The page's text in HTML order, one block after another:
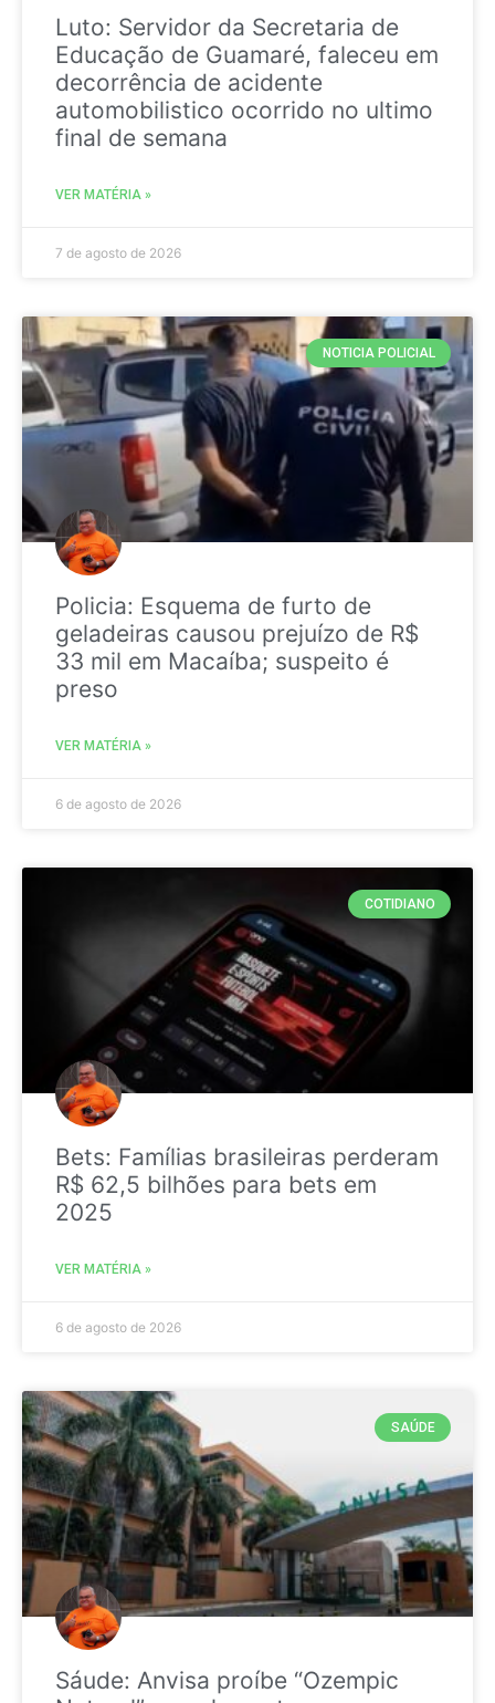
Luto: Servidor da Secretaria de
Educação de Guamaré, faleceu em
decorrência de acidente
automobilistico ocorrido no ultimo
final de semana
VER MATÉRIA »
7 de agosto de 2026
NOTICIA POLICIAL
Policia: Esquema de furto de
geladeiras causou prejuízo de R$
33 mil em Macaíba; suspeito é
preso
VER MATÉRIA »
6 de agosto de 2026
COTIDIANO
Bets: Famílias brasileiras perderam
R$ 62,5 bilhões para bets em
2025
VER MATÉRIA »
6 de agosto de 2026
SAÚDE
Sáude: Anvisa proíbe “Ozempic